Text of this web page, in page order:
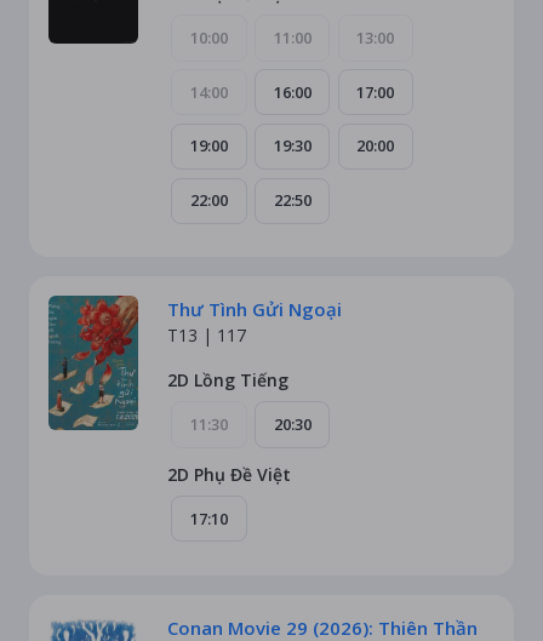
10:00 11:00 13:00
14:00 16:00 17:00
19:00 19:30 20:00
22:00 22:50
Thư Tình Gửi Ngoại
T13 | 117
2D Lồng Tiếng
11:30 20:30
2D Phụ Đề Việt
17:10
Conan Movie 29 (2026): Thiên Thần